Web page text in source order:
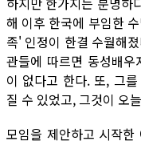
해 이후 한국에 부임한
족' 인정이 한결 수월해
관들에 따르면 동성배
이 없다고 한다. 또, 그
질 수 있었고, 그것이 오
모임을 제안하고 시작